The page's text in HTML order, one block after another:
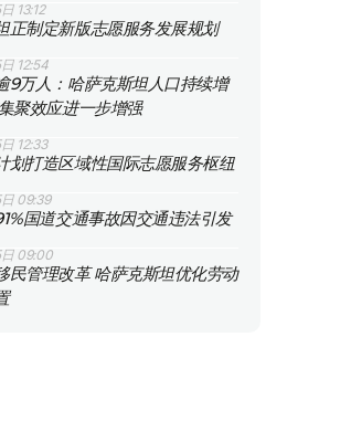
13:12
正制定新版志愿服务发展规划
12:54
9万人：哈萨克斯坦人口持续增
聚效应进一步增强
12:33
划打造区域性国际志愿服务枢纽
09:39
国道交通事故因交通违法引发
09:00
民管理改革 哈萨克斯坦优化劳动